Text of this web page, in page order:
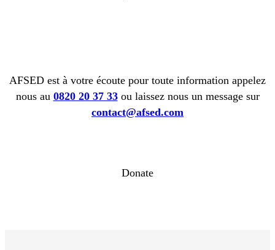
AFSED est à votre écoute pour toute information appelez
nous au 0820 20 37 33ou laissez nous un message sur
contact@afsed.com
Donate